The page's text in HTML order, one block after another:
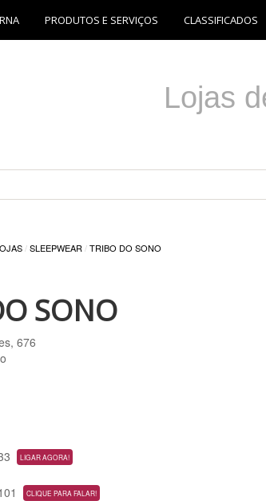
PRODUTOS E SERVIÇOS CLASSIFICADOS
Lojas
/SLEEPWEAR /TRIBO DO SONO
SONO
676
LIGAR AGORA!
CLIQUE PARA FALAR!